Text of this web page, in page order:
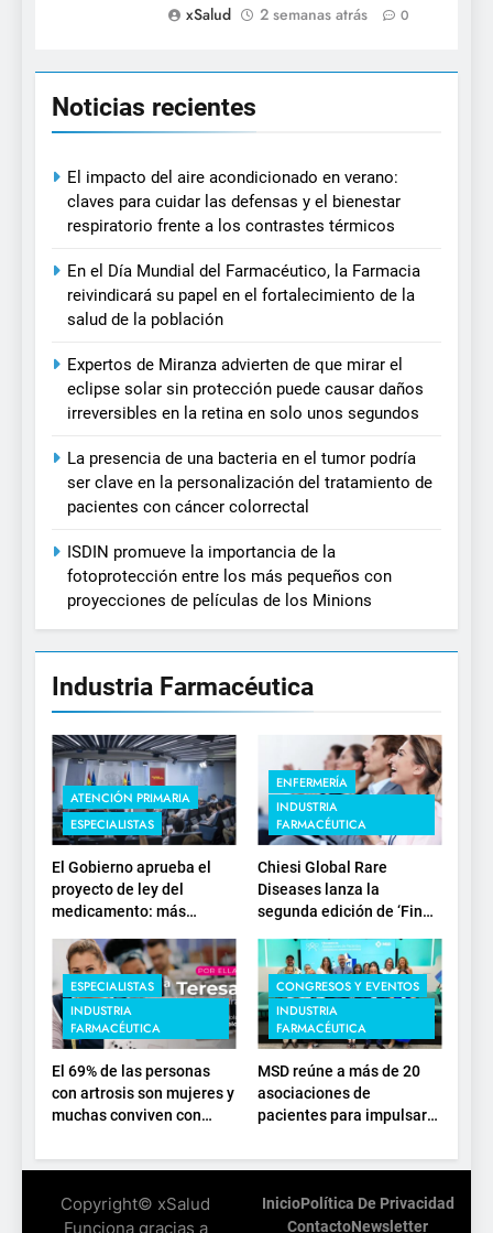
xSalud
2 semanas atrás 0
Noticias recientes
El impacto del aire acondicionado en verano:
claves para cuidar las defensas y el bienestar
respiratorio frente a los contrastes térmicos
En el Día Mundial del Farmacéutico, la Farmacia
reivindicará su papel en el fortalecimiento de la
salud de la población
Expertos de Miranza advierten de que mirar el
eclipse solar sin protección puede causar daños
irreversibles en la retina en solo unos segundos
La presencia de una bacteria en el tumor podría
ser clave en la personalización del tratamiento de
pacientes con cáncer colorrectal
ISDIN promueve la importancia de la
fotoprotección entre los más pequeños con
proyecciones de películas de los Minions
Industria Farmacéutica
ATENCIÓN PRIMARIA
ESPECIALISTAS
El Gobierno aprueba el
proyecto de ley del
medicamento: más
estratégica y
modernización para el
SNS
ENFERMERÍA
INDUSTRIA
FARMACÉUTICA
Chiesi Global Rare
Diseases lanza la
segunda edición de ‘Find
investigación en
enfermedades de
depósito lisosomal
ESPECIALISTAS
INDUSTRIA
FARMACÉUTICA
El 69% de las personas
con artrosis son mujeres y
muchas conviven con
los 50, en plena etapa
CONGRESOS Y EVENTOS
INDUSTRIA
FARMACÉUTICA
MSD reúne a más de 20
asociaciones de
pacientes para impulsar
presente y el futuro del
Copyright© xSalud
Funciona gracias a
InicioPolítica De Privacidad
ContactoNewsletter